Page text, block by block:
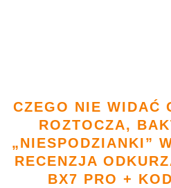
CZEGO NIE WIDAĆ
ROZTOCZA,
„NIESPODZIANKI”
RECENZJA
BX7 PRO +